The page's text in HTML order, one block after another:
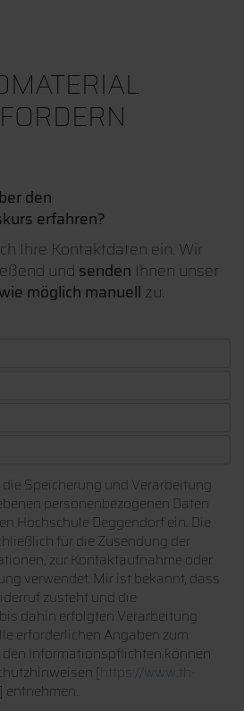
den
erfahren?
Ihre Kontaktdaten ein. Wir
und senden Ihnen unser
möglich manuell zu.
Speicherung und Verarbeitung
personenbezogenen Daten
Hochschule Deggendorf ein. Die
für die Zusendung der
zur Kontaktaufnahme oder
verwendet. Mir ist bekannt, dass
zusteht und die
dahin erfolgten Verarbeitung
erforderlichen Angaben zum
Informationspflichten können
[https://www.th-
] entnehmen.